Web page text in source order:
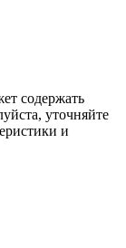
содержать
уточняйте
и